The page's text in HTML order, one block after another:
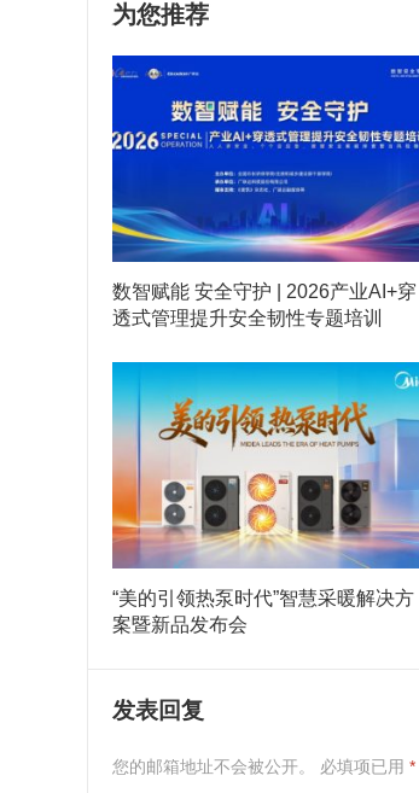
为您推荐
数智赋能 安全守护 | 2026产业AI+穿
透式管理提升安全韧性专题培训
“美的引领热泵时代”智慧采暖解决方
案暨新品发布会
发表回复
您的邮箱地址不会被公开。 必填项已用 *